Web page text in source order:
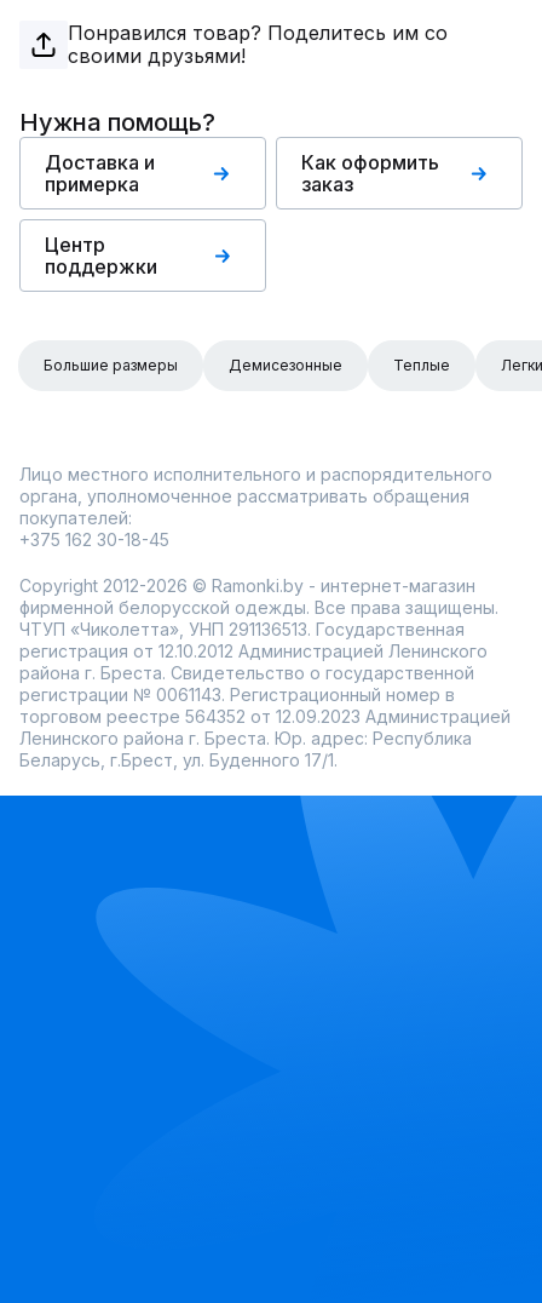
Понравился товар? Поделитесь им со
своими друзьями!
Нужна помощь?
Доставка и
примерка
Как оформить
заказ
Центр
поддержки
Большие размеры Демисезонные Теплые
Лицо местного исполнительного и распорядительного
органа, уполномоченное рассматривать обращения
покупателей:
+375 162 30-18-45
Copyright 2012-2026 © Ramonki.by - интернет-магазин
фирменной белорусской одежды. Все права защищены.
ЧТУП «Чиколетта», УНП 291136513. Государственная
регистрация от 12.10.2012 Администрацией Ленинского
района г. Бреста. Свидетельство о государственной
регистрации № 0061143. Регистрационный номер в
торговом реестре 564352 от 12.09.2023 Администрацией
Ленинского района г. Бреста. Юр. адрес: Республика
Беларусь, г.Брест, ул. Буденного 17/1.